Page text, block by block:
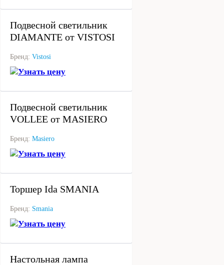
Подвесной светильник
DIAMANTE от VISTOSI
Бренд: Vistosi
Узнать цену
Подвесной светильник
VOLLEE от MASIERO
Бренд: Masiero
Узнать цену
Торшер Ida SMANIA
Бренд: Smania
Узнать цену
Настольная лампа